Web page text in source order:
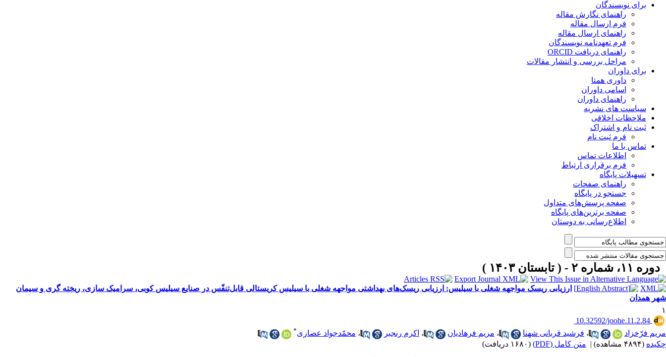
برای نویسندگان
راهنمای نگارش مقاله
فرم ارسال مقاله
راهنمای ارسال مقاله
فرم تعهدنامه نویسندگان
راهنمای دریافت ORCID
مراحل بررسی و انتشار مقالات
برای داوران
داوری همتا
اسامی داوران
راهنمای داوران
سیاست های نشریه
ملاحظات اخلاقی
ثبت نام و اشتراک
فرم ثبت نام
تماس با ما
اطلاعات تماس
فرم برقراری ارتباط
تسهیلات پایگاه
راهنمای صفحات
جستجو در پایگاه
صفحه پرسش‌های متداول
صفحه برترین‌های پایگاه
اطلاع‌رسانی به دوستان
دوره ۱۱، شماره ۲ - ( تابستان ۱۴۰۳ )
ارزیابی ریسک مواجهه شغلی با سیلیس: ارزیابی ریسک‌های بهداشتی مواجهه شغلی با سیلیس کریستالی قابل‌تنفّس در صنایع سیلیس‎ کوبی، سرامیک‎ سازی، ریخته‎ گری و سیمان
شهر همدان
۱
‎ 10.32592/joohe.11.2.84
مریم فرّخزاد
، فرشید قربانی شهنا ، مریم فرهادیان ، اکرم رنجبر ، محمّدجواد عصاری*
چکیده (۴۸۹۴ مشاهده) | متن کامل (PDF) (۱۶۸۰ دریافت)